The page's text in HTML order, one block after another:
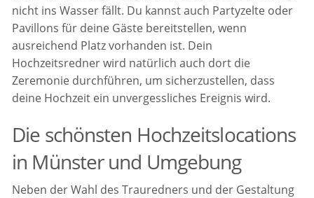
nicht ins Wasser fällt. Du kannst auch Partyzelte oder
Pavillons für deine Gäste bereitstellen, wenn
ausreichend Platz vorhanden ist. Dein
Hochzeitsredner wird natürlich auch dort die
Zeremonie durchführen, um sicherzustellen, dass
deine Hochzeit ein unvergessliches Ereignis wird.
Die schönsten Hochzeitslocations
in Münster und Umgebung
Neben der Wahl des Trauredners und der Gestaltung